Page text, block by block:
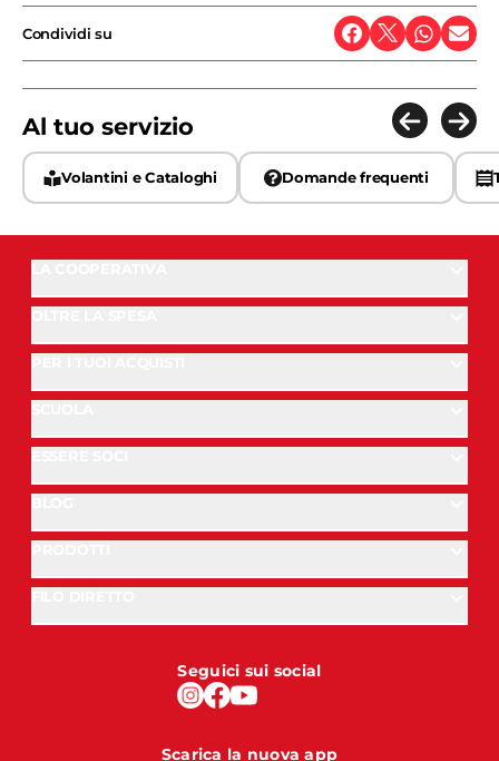
Condividi su
Al tuo servizio
Volantini e Cataloghi Domande frequenti
Seguici sui social
Scarica la nuova app